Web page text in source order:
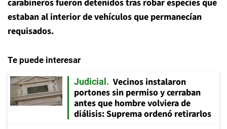
carabineros fueron detenidos tras robar especies que
estaban al interior de vehículos que permanecían
requisados.
Te puede interesar
Judicial
Vecinos instalaron
portones sin permiso y cerraban
antes que hombre volviera de
diálisis: Suprema ordenó retirarlos